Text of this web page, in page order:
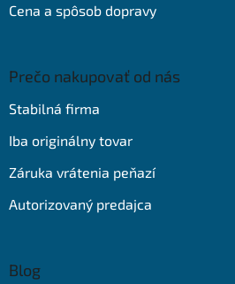
Cena a spôsob dopravy
Prečo nakupovať od nás
Stabilná firma
Iba originálny tovar
Záruka vrátenia peňazí
Autorizovaný predajca
Blog